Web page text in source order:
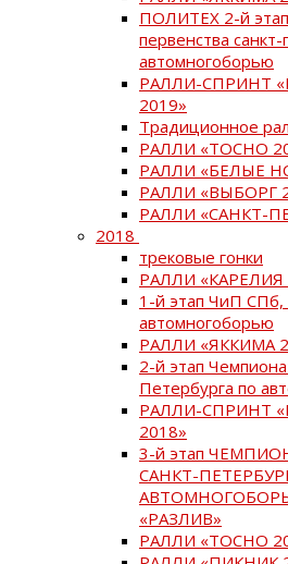
ПОЛИТЕХ 2-й
первенства
автомногоборью
РАЛЛИ-СПРИНТ
2019»
Традиционное
РАЛЛИ «ТОСНО
РАЛЛИ «БЕЛЫЕ
РАЛЛИ «ВЫБОРГ
РАЛЛИ «САНКТ-
2018
трековые гонки
РАЛЛИ «КАРЕЛИЯ
1-й этап ЧиП
автомногоборью
РАЛЛИ «ЯККИМА
2-й этап
Петербурга по
РАЛЛИ-СПРИНТ
2018»
3-й этап
САНКТ-
«РАЗЛИВ»
РАЛЛИ «ТОСНО